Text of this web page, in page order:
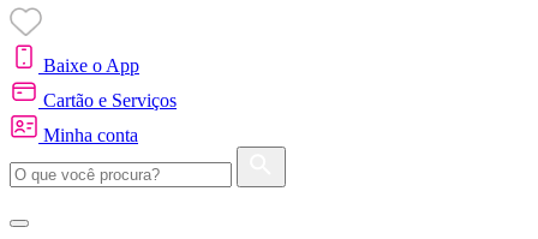
Baixe o App
Cartão e Serviços
Minha conta